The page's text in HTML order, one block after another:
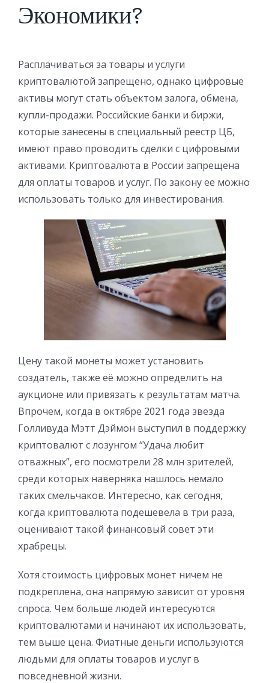
Экономики?
Расплачиваться за товары и услуги
криптовалютой запрещено, однако цифровые
активы могут стать объектом залога, обмена,
купли-продажи. Российские банки и биржи,
которые занесены в специальный реестр ЦБ,
имеют право проводить сделки с цифровыми
активами. Криптовалюта в России запрещена
для оплаты товаров и услуг. По закону ее можно
использовать только для инвестирования.
Цену такой монеты может установить
создатель, также её можно определить на
аукционе или привязать к результатам матча.
Впрочем, когда в октябре 2021 года звезда
Голливуда Мэтт Дэймон выступил в поддержку
криптовалют с лозунгом “Удача любит
отважных”, его посмотрели 28 млн зрителей,
среди которых наверняка нашлось немало
таких смельчаков. Интересно, как сегодня,
когда криптовалюта подешевела в три раза,
оценивают такой финансовый совет эти
храбрецы.
Хотя стоимость цифровых монет ничем не
подкреплена, она напрямую зависит от уровня
спроса. Чем больше людей интересуются
криптовалютами и начинают их использовать,
тем выше цена. Фиатные деньги используются
людьми для оплаты товаров и услуг в
повседневной жизни.